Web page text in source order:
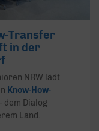
Transfer
in der
NRW lädt
Know-How-
dem Dialog
Land.